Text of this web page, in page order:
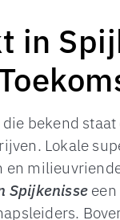
in
bekend
Lokale
en
Spijkenisse